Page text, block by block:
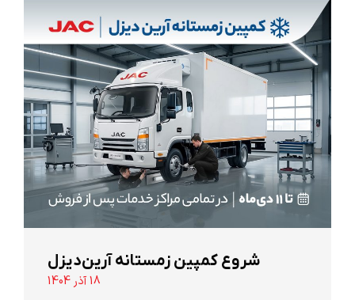
شروع کمپین زمستانه آرین‌دیزل
18 آذر 1404